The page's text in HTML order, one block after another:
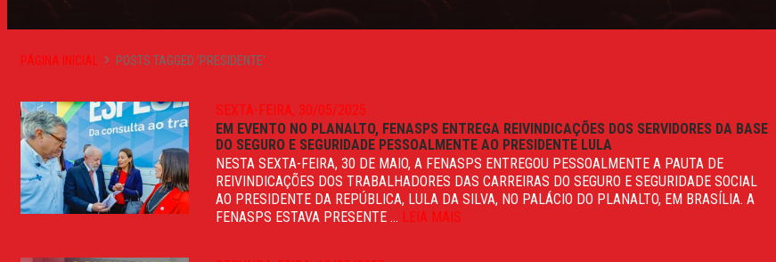
PÁGINA INICIAL POSTS TAGGED 'PRESIDENTE'
SEXTA-FEIRA, 30/05/2025
EM EVENTO NO PLANALTO, FENASPS ENTREGA REIVINDICAÇÕES DOS SERVIDORES DA BASE
DO SEGURO E SEGURIDADE PESSOALMENTE AO PRESIDENTE LULA
NESTA SEXTA-FEIRA, 30 DE MAIO, A FENASPS ENTREGOU PESSOALMENTE A PAUTA DE
REIVINDICAÇÕES DOS TRABALHADORES DAS CARREIRAS DO SEGURO E SEGURIDADE SOCIAL
AO PRESIDENTE DA REPÚBLICA, LULA DA SILVA, NO PALÁCIO DO PLANALTO, EM BRASÍLIA. A
FENASPS ESTAVA PRESENTE ... LEIA MAIS